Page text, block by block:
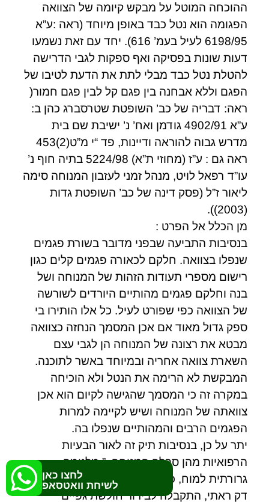
ההוכחה המוטל על מבקש קיומה של הצוואה
הפגומה הוא נטל כבד באופן מיוחד (ראה :ע”א
6198/95 לעיל בעמ’ 616). יחד עם זאת נשמעו
דעות שונות בפסיקה ואף ספקות לגבי הדרישה
להטלת נטל כבד מבלי לתת את הדעת לטיבו של
הפגם וללא אבחנה בין פגם קל לבין פגם חמור(
ראה: דבריה של כב’ השופטת שטרסברג כהן ב:
ע”א 4902/91 גודמן ואח’ נ’ ישיבת שם בית
מדרש גבוה להוראה ודיינות, פד “י מ”ט(2)453
ראה גם : ע”ז (מחוזי ת”א) 5224/98 בתיה חוף נ’
עו”ד רפאל לויט, מנהל זמני לעזבון המנוחה סימה
ליאור ז”ל (פסק דינה של כב’ השופטת גדות
(2003)).
מן הכלל אל הפרט :
בנסיבות התביעה שבפני מדובר בשורת פגמים
שנפלו בצוואה. חלקם לכאורה פגמים קלים כגון
רישום מספרי תעודות הזהות של המנוחה ושל
בנה וחלקם פגמים מהותיים היורדים לשורשה
של הצוואה כפי שפורט לעיל. כל אלו הותירו בי
ספק גדול מאוד אם אכן המסמך הנחזה כצוואה
מבטא את רצונה של המנוחה הן לגבי עצם
השארת צוואה אחריה ובמיוחד באשר לתוכנה.
המבקשת לא הרימה את הנטל ולא הוכיחה
במקרה זה כי המסמך שהגישה לקיום הוא אכן
צוואתה של המנוחה ושיש לקיימה למרות
הפגמים הרבים והמהותיים שנפלו בה.
יתר על כן, בנסיבות תיק זה לאור הבעיות
הרפואיות מהן סבלה המנוחה: ” מלנומה
גרורתית למוח, כבד, תוך בטני עם חדירה למעי
דק ראתי, התקבלה לבירור חולשת גפיים
לחצו כאן
לשיחת וואטסאפ